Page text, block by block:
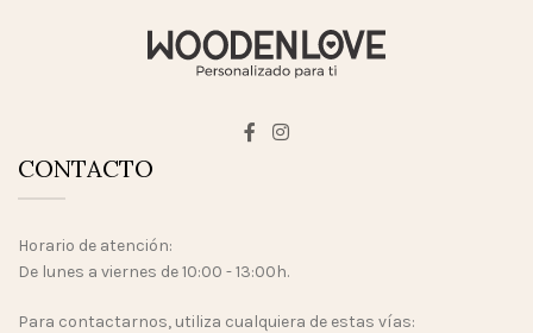
CONTACTO
Horario de atención:
De lunes a viernes de 10:00 - 13:00h.
Para contactarnos, utiliza cualquiera de estas vías: